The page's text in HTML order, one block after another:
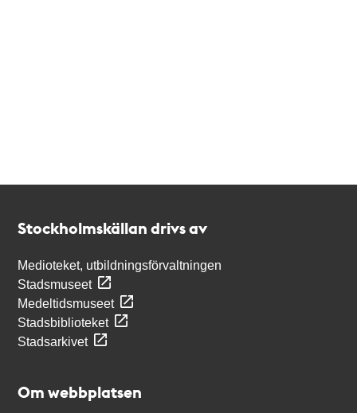
Stockholmskällan drivs av
Medioteket, utbildningsförvaltningen
Stadsmuseet
Medeltidsmuseet
Stadsbiblioteket
Stadsarkivet
Om webbplatsen